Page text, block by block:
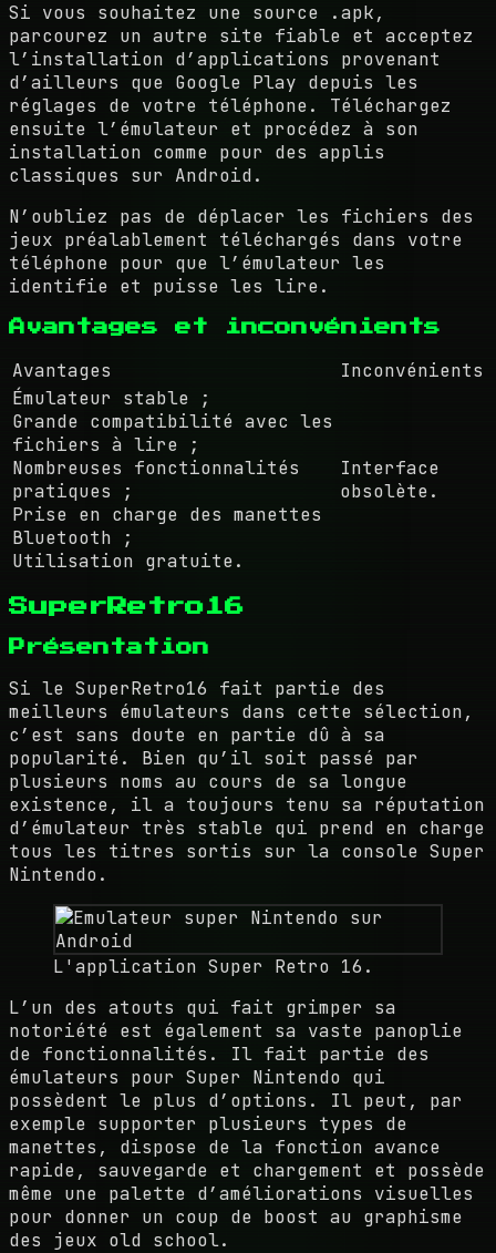
Si vous souhaitez une source .apk,
parcourez un autre site fiable et acceptez
l’installation d’applications provenant
d’ailleurs que Google Play depuis les
réglages de votre téléphone. Téléchargez
ensuite l’émulateur et procédez à son
installation comme pour des applis
classiques sur Android.
N’oubliez pas de déplacer les fichiers des
jeux préalablement téléchargés dans votre
téléphone pour que l’émulateur les
identifie et puisse les lire.
Avantages et inconvénients
Avantages
Inconvénients
Émulateur stable ;
Grande compatibilité avec les
fichiers à lire ;
Nombreuses fonctionnalités
pratiques ;
Prise en charge des manettes
Bluetooth ;
Utilisation gratuite.
Interface
obsolète.
SuperRetro16
Présentation
Si le SuperRetro16 fait partie des
meilleurs émulateurs dans cette sélection,
c’est sans doute en partie dû à sa
popularité. Bien qu’il soit passé par
plusieurs noms au cours de sa longue
existence, il a toujours tenu sa réputation
d’émulateur très stable qui prend en charge
tous les titres sortis sur la console Super
Nintendo.
L'application Super Retro 16.
L’un des atouts qui fait grimper sa
notoriété est également sa vaste panoplie
de fonctionnalités. Il fait partie des
émulateurs pour Super Nintendo qui
possèdent le plus d’options. Il peut, par
exemple supporter plusieurs types de
manettes, dispose de la fonction avance
rapide, sauvegarde et chargement et possède
même une palette d’améliorations visuelles
pour donner un coup de boost au graphisme
des jeux old school.